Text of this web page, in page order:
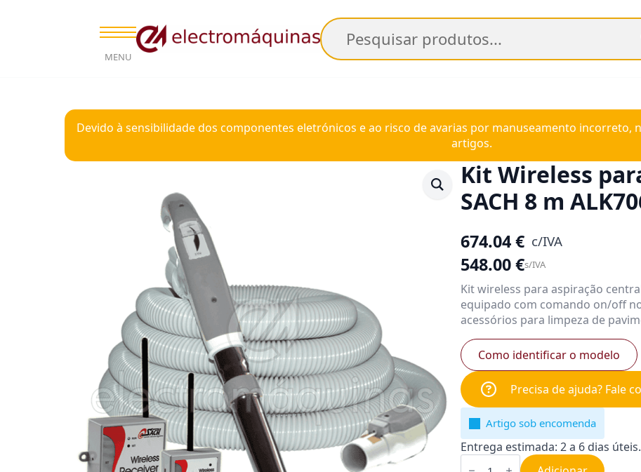
MENU
Pesquisar
Devido à sensibilidade dos componentes eletrónicos e ao risco de avarias por manuseamento incorreto,
artigos.
Kit Wireless
SACH 8 m
674.04€ c/IVA
548.00€s/IVA
Kit wireless para aspiração
equipado com comando on/off
acessórios para limpeza de
Como identificar o modelo
Precisa de ajuda? Fale
Artigo sob encomenda
Entrega estimada: 2 a 6 dias
Quantidade
de